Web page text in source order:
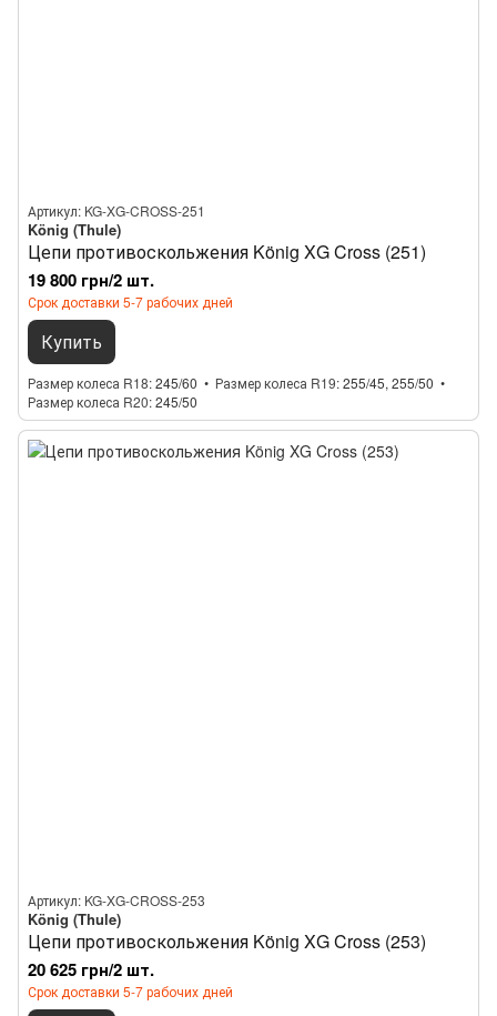
Артикул: KG-XG-CROSS-251
König (Thule)
Цепи противоскольжения König XG Cross (251)
19 800 грн/2 шт.
Срок доставки 5-7 рабочих дней
Купить
Размер колеса R18 245/60 Размер колеса R19 255/45, 255/50
Размер колеса R20 245/50
Артикул: KG-XG-CROSS-253
König (Thule)
Цепи противоскольжения König XG Cross (253)
20 625 грн/2 шт.
Срок доставки 5-7 рабочих дней